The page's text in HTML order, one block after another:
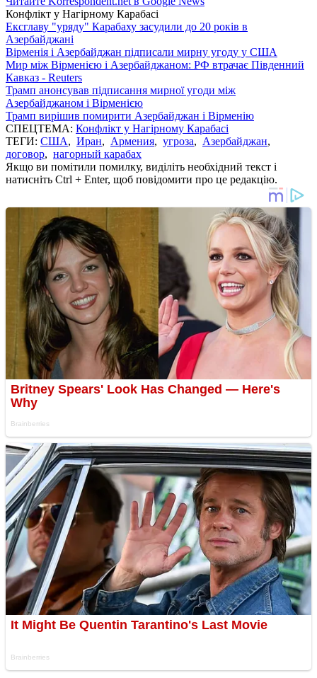
Конфлікт у Нагірному Карабасі
Ексглаву "уряду" Карабаху засудили до 20 років в
Азербайджані
Вірменія і Азербайджан підписали мирну угоду у США
Мир між Вірменією і Азербайджаном: РФ втрачає Південний
Кавказ - Reuters
Трамп анонсував підписання мирної угоди між
Азербайджаном і Вірменією
Трамп вирішив помирити Азербайджан і Вірменію
СПЕЦТЕМА: Конфлікт у Нагірному Карабасі
ТЕГИ: США, Иран, Армения, угроза, Азербайджан,
договор, нагорный карабах
Якщо ви помітили помилку, виділіть необхідний текст і
натисніть Ctrl + Enter, щоб повідомити про це редакцію.